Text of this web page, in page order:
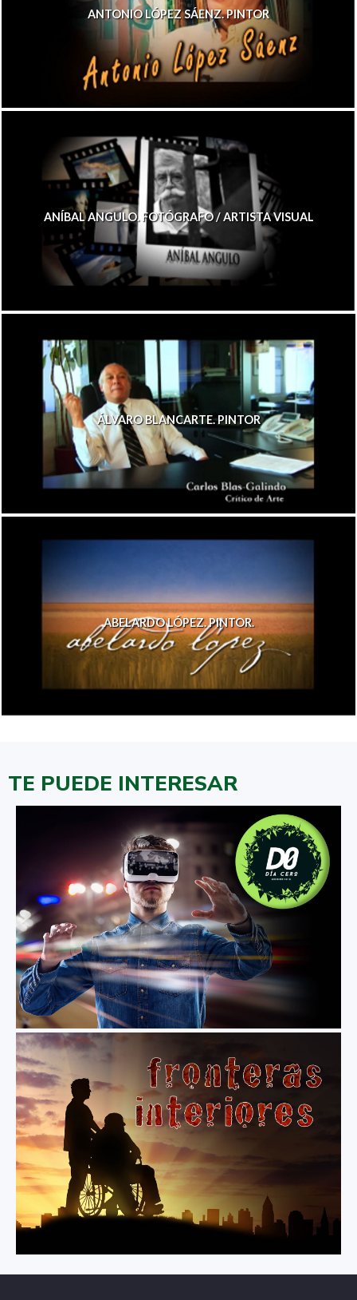
ANTONIO LÓPEZ SÁENZ. PINTOR
ANÍBAL ANGULO. FOTÓGRAFO / ARTISTA VISUAL
ÁLVARO BLANCARTE. PINTOR
ABELARDO LÓPEZ. PINTOR.
TE PUEDE INTERESAR